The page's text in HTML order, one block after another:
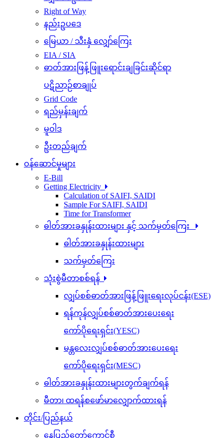
Right of Way
နည်းဥပဒေ
မြေယာ / သီးနှံ လျှော်ကြေး
EIA / SIA
ဓာတ်အားဖြန့်ဖြူးရောင်းချခြင်းဆိုင်ရာ
ပဋိညာဉ်စာချုပ်
Grid Code
ရည်မှန်းချက်
မူဝါဒ
ဦးတည်ချက်
ဝန်ဆောင်မှုများ
E-Bill
Getting Electricity
Calculation of SAIFI, SAIDI
Sample For SAIFI, SAIDI
Time for Transformer
ဓါတ်အားခနှုန်းထားများ နှင့် သက်မှတ်ကြေး
ဓါတ်အားခနှုန်းထားများ
သက်မှတ်ကြေး
သုံးစွဲမီတာစစ်ရန်
လျှပ်စစ်ဓာတ်အားဖြန့်ဖြူးရေးလုပ်ငန်း(ESE)
ရန်ကုန်လျှပ်စစ်ဓာတ်အားပေးရေး
ကော်ပိုရေးရှင်း(YESC)
မန္တလေးလျှပ်စစ်ဓာတ်အားပေးရေး
ကော်ပိုရေးရှင်း(MESC)
ဓါတ်အားခနှုန်းထားများတွက်ချက်ရန်
မီတာ၊ ထရန်စဖော်မာလျှောက်ထားရန်
တိုင်း/ပြည်နယ်
နေပြည်တော်ကောင်စီ